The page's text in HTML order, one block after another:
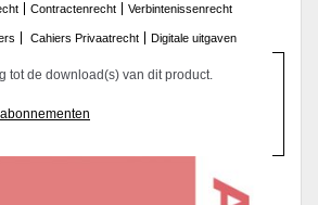
Contractenrecht Verbintenissenrecht
Cahiers Privaatrecht Digitale uitgaven
tot de download(s) van dit product.
abonnementen